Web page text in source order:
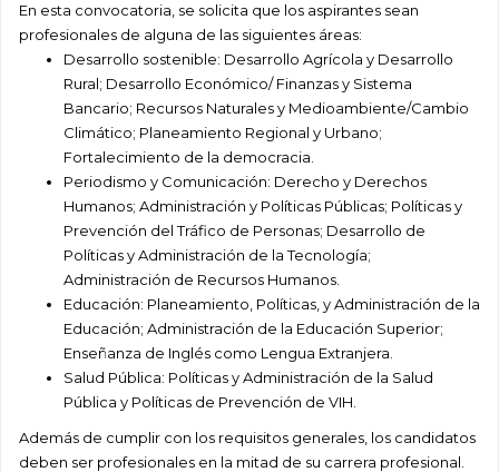
En esta convocatoria, se solicita que los aspirantes sean
profesionales de alguna de las siguientes áreas:
Desarrollo sostenible: Desarrollo Agrícola y Desarrollo
Rural; Desarrollo Económico/ Finanzas y Sistema
Bancario; Recursos Naturales y Medioambiente/Cambio
Climático; Planeamiento Regional y Urbano;
Fortalecimiento de la democracia.
Periodismo y Comunicación: Derecho y Derechos
Humanos; Administración y Políticas Públicas; Políticas y
Prevención del Tráfico de Personas; Desarrollo de
Políticas y Administración de la Tecnología;
Administración de Recursos Humanos.
Educación: Planeamiento, Políticas, y Administración de la
Educación; Administración de la Educación Superior;
Enseñanza de Inglés como Lengua Extranjera.
Salud Pública: Políticas y Administración de la Salud
Pública y Políticas de Prevención de VIH.
Además de cumplir con los requisitos generales, los candidatos
deben ser profesionales en la mitad de su carrera profesional.